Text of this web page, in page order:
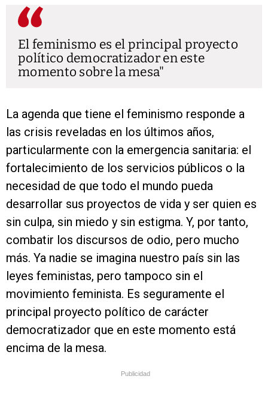
El feminismo es el principal proyecto
político democratizador en este
momento sobre la mesa
La agenda que tiene el feminismo responde a
las crisis reveladas en los últimos años,
particularmente con la emergencia sanitaria: el
fortalecimiento de los servicios públicos o la
necesidad de que todo el mundo pueda
desarrollar sus proyectos de vida y ser quien es
sin culpa, sin miedo y sin estigma. Y, por tanto,
combatir los discursos de odio, pero mucho
más. Ya nadie se imagina nuestro país sin las
leyes feministas, pero tampoco sin el
movimiento feminista. Es seguramente el
principal proyecto político de carácter
democratizador que en este momento está
encima de la mesa.
Publicidad